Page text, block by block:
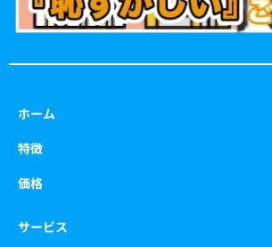
ホーム
特徴
価格
サービス